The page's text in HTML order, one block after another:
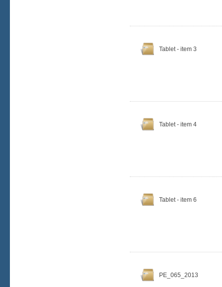
Tablet - item 3
Tablet - item 4
Tablet - item 6
PE_065_2013